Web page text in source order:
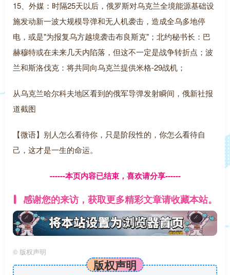
15、外媒：时隔25天以后，俄罗斯对乌克兰全境能源基础设
施发动新一波大规模导弹和无人机袭击，造成全乌多地停
电，或是"为报复乌方越境袭击布良斯克"；北约秘书长：巴
赫穆特或在未来几天内陷落，但这不一定是战争转折点；波
兰和斯洛伐克：将共同向乌克兰提供米格-29战机；
从乌克兰哈尔科夫地区看到的俄军导弹发射瞬间，俄新社报
道截图
【微语】别人怎么看待你，只是阶段性的，你怎么看待自
己，这才是一生的命运。
------本页内容已结束，喜欢请分享------
感谢您的来访，获取更多精彩文章请收藏本站。
© 版权声明
版权声明